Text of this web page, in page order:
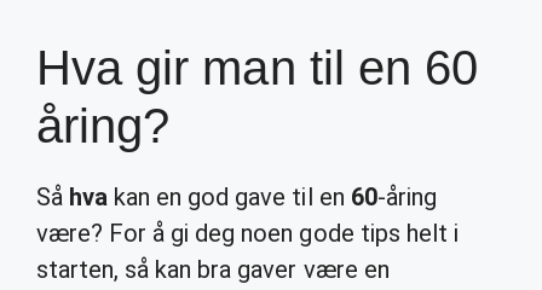
Hva gir man til en 60
åring?
Så hva kan en god gave til en 60-åring
være? For å gi deg noen gode tips helt i
starten, så kan bra gaver være en